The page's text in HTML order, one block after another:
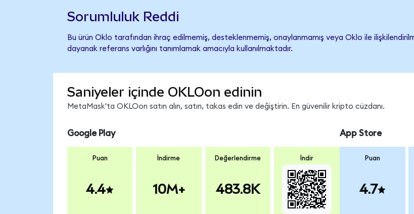
Sorumluluk Reddi
Bu ürün Oklo tarafından ihraç edilmemiş, desteklenmemiş, onaylanmamış veya Oklo ile
dayanak referans varlığını tanımlamak amacıyla kullanılmaktadır.
Saniyeler içinde OKLOon edinin
MetaMask'ta OKLOon satın alın, satın, takas edin ve değiştirin. En güvenilir kripto cüzdanı.
Google Play
Puan
4.4
İndirme
10M+
Değerlendirme
483.8K
İndir
App Store
Puan
4.7